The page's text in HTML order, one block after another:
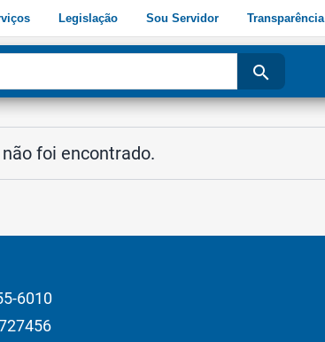
Legislação Sou Servidor Transparência
search
foi encontrado.
6010